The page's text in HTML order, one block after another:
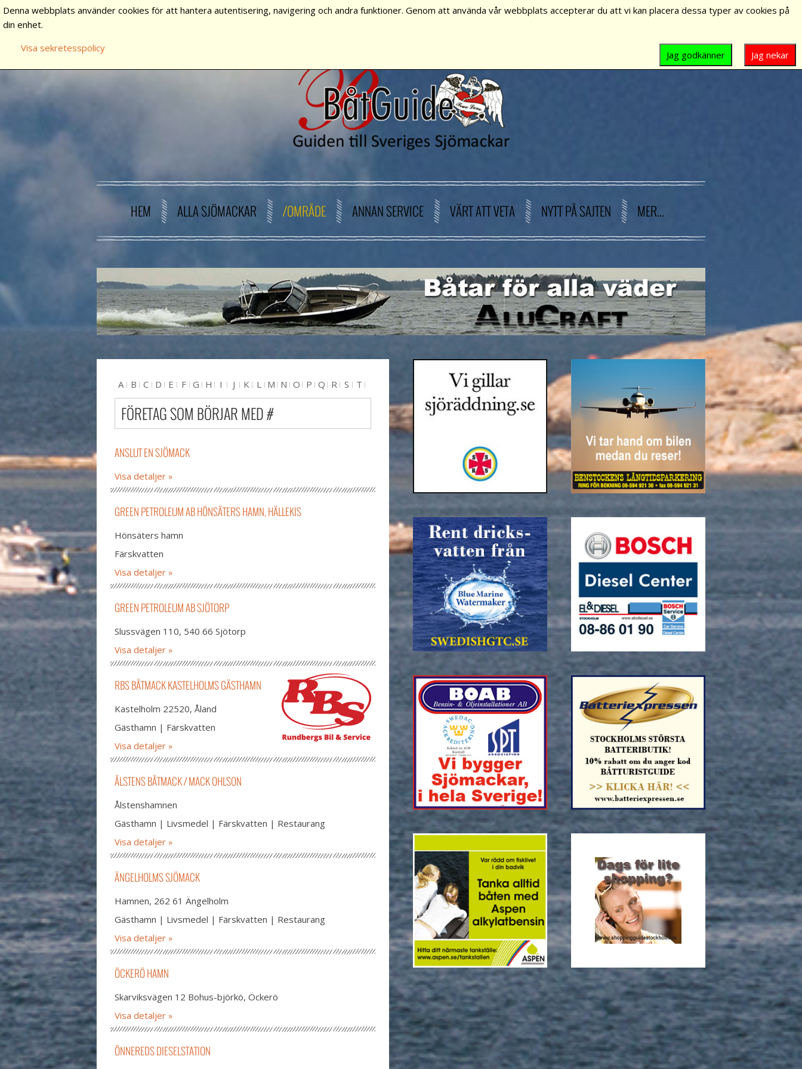
HEM ALLA SJÖMACKAR /OMRÅDE ANNAN SERVICE VÄRT ATT VETA NYTT PÅ SAJTEN MER...
A B C D E F G H I J K L M N O P Q R S
T
U V W X Y Z #
FÖRETAG SOM BÖRJAR MED #
ANSLUT EN SJÖMACK
Visa detaljer
GREEN PETROLEUM AB HÖNSÄTERS HAMN, HÄLLEKIS
Hönsäters hamn
Färskvatten
Visa detaljer
GREEN PETROLEUM AB SJÖTORP
Slussvägen 110, 540 66 Sjötorp
Visa detaljer
RBS BÅTMACK KASTELHOLMS GÄSTHAMN
Kastelholm 22520, Åland
Gästhamn | Färskvatten
Visa detaljer
ÅLSTENS BÅTMACK / MACK OHLSON
Ålstenshamnen
Gästhamn | Livsmedel | Färskvatten | Restaurang
Visa detaljer
ÄNGELHOLMS SJÖMACK
Hamnen, 262 61 Ängelholm
Gästhamn | Livsmedel | Färskvatten | Restaurang
Visa detaljer
ÖCKERÖ HAMN
Skarviksvägen 12 Bohus-björkö, Öckerö
Visa detaljer
ÖNNEREDS DIESELSTATION
Denna webbplats använder cookies för att hantera autentisering, navigering och andra funktioner. Genom att använda vår webbplats accepterar du att vi kan placera dessa typer av cookies på
din enhet.
Visa sekretesspolicy
Jag nekar
Jag godkänner